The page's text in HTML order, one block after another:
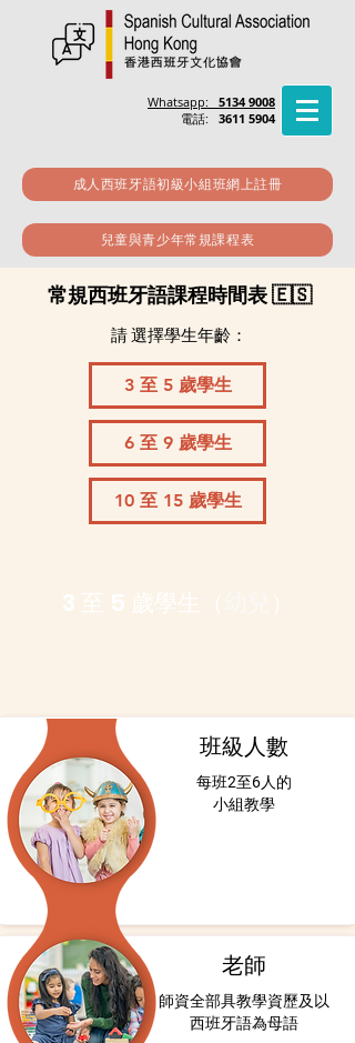
Whatsapp: 5134 9008
電話: 3611 5904
成人西班牙語初級小組班網上註冊
兒童與青少年常規課程表
常規西班牙語課程時間表 🇪🇸
請 選擇學生年齡：
3 至 5 歲學生
6 至 9 歲學生
10 至 15 歲學生
班級人數
每班2至6人的
小組教學
老師
師資全部具教學資歷及以
西班牙語為母語